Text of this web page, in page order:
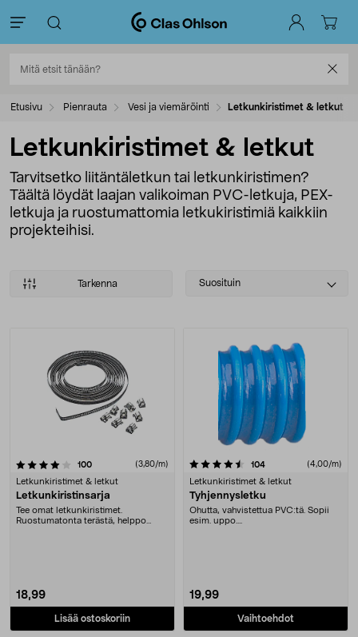
Etusivu Pienrauta Vesi ja viemäröinti Letkunkiristimet & letkut
Letkunkiristimet & letkut
Tarvitsetko liitäntäletkun tai letkunkiristimen?
Täältä löydät laajan valikoiman PVC-letkuja, PEX-
letkuja ja ruostumattomia letkukiristimiä kaikkiin
projekteihisi.
Tarkenna
Select
Suosituin
100arvostelut (3,80/m)
Letkunkiristimet & letkut
Letkunkiristinsarja
Tee omat letkunkiristimet.
Ruostumatonta terästä, helppo
18,99
Lisää ostoskoriin
4.5 viidestä tähdestä 104arvostelut (4,00/m)
Letkunkiristimet & letkut
Tyhjennysletku
Ohutta, vahvistettua PVC:tä. Sopii
esim. uppo....
19,99
Vaihtoehdot